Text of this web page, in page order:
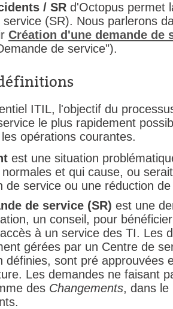
MailIntegration
Mobile Octopus
Outils
permissions
Portail Web
Rapports &
Relations
requêtes
Résolution
rôles
service
/ SR d'Octopus permet
(SR). Nous parlerons
Création d'une demande de
de service").
ITIL, l'objectif du
le plus rapidement
opérations courantes.
est une situation
et qui cause, ou
de service ou une réduction
de service (SR) est une
un conseil, pour
à un service des TI. Les
gérées par un Centre de
définies, sont pré approuvées
Les demandes ne faisant
des Changements, dans le